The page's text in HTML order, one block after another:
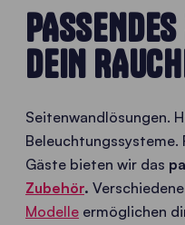
DEIN
Seitenwandlösungen.
Gäste bieten wir das
Zubehör. Verschiedene
Modelle ermöglichen